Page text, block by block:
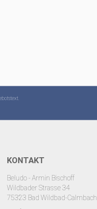
KONTAKT
Beludo - Armin Bischoff
Wildbader Strasse 34
75323 Bad Wildbad-Calmbach